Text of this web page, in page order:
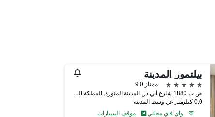
بيلتمور المدينة
5 نجوم
ممتاز 9.0
ص ب 1880 شارع أبي ذر, المدينة المنورة, المملكة العربية السعودية
0.0 كيلومتر عن وسط المدينة
واي فاي مجاني
موقف السيارات